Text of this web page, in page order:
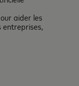
aider les